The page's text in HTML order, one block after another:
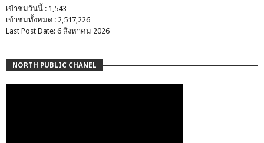
เข้าชมวันนี้ : 1,543
เข้าชมทั้งหมด : 2,517,226
Last Post Date: 6 สิงหาคม 2026
NORTH PUBLIC CHANEL